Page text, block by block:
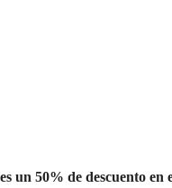
un 50% de descuento